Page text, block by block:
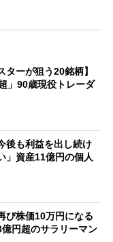
ターが狙う20銘柄】
」90歳現役トレーダ
後も利益を出し続け
」資産11億円の個人
び株価10万円になる
円超のサラリーマン